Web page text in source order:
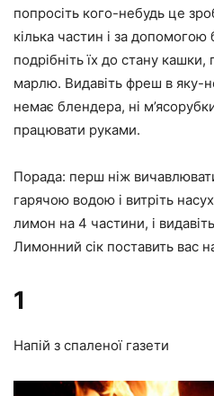
попросіть кого-небудь це
кілька частин і за
подрібніть їх до стану кашки,
марлю. Видавіть фреш в яку-
немає блендера, ні
працювати руками.
Порада: перш ніж
гарячою водою і витріть
лимон на 4 частини, і
Лимонний сік поставить вас
1
Напій з спаленої газети